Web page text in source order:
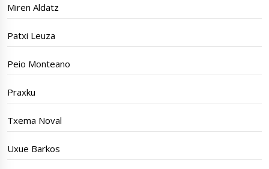
Miren Aldatz
Patxi Leuza
Peio Monteano
Praxku
Txema Noval
Uxue Barkos